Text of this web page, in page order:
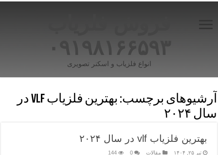
۰۹۱۹۸۱۶۶۵۹۳
انواع فلزیاب و اسکنر تصویری
آرشیوهای برچسب:
بهترین فلزیاب vlf در
سال ۲۰۲۴
بهترین فلزیاب vlf در سال ۲۰۲۴
تیر ۲۵, ۱۴۰۴ مقالات 0
144